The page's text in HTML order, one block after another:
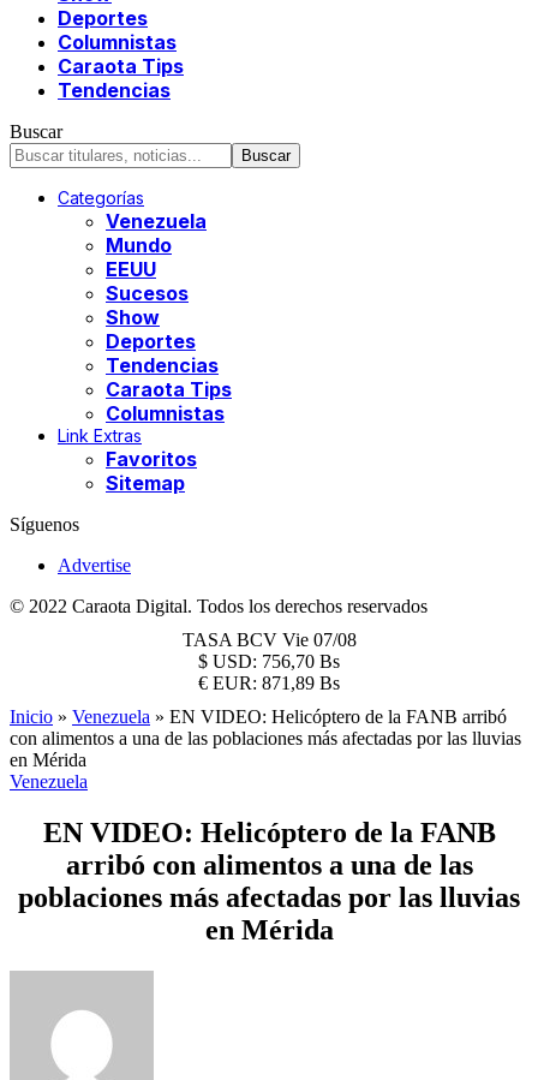
Deportes
Columnistas
Caraota Tips
Tendencias
Buscar
Categorías
Venezuela
Mundo
EEUU
Sucesos
Show
Deportes
Tendencias
Caraota Tips
Columnistas
Link Extras
Favoritos
Sitemap
Síguenos
Advertise
© 2022 Caraota Digital. Todos los derechos reservados
TASA BCV Vie 07/08
$ USD: 756,70 Bs
€ EUR: 871,89 Bs
Inicio » Venezuela » EN VIDEO: Helicóptero de la FANB arribó
con alimentos a una de las poblaciones más afectadas por las lluvias
en Mérida
Venezuela
EN VIDEO: Helicóptero de la FANB
arribó con alimentos a una de las
poblaciones más afectadas por las lluvias
en Mérida